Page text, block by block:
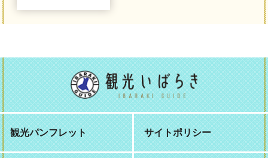
観光パンフレット サイトポリシー